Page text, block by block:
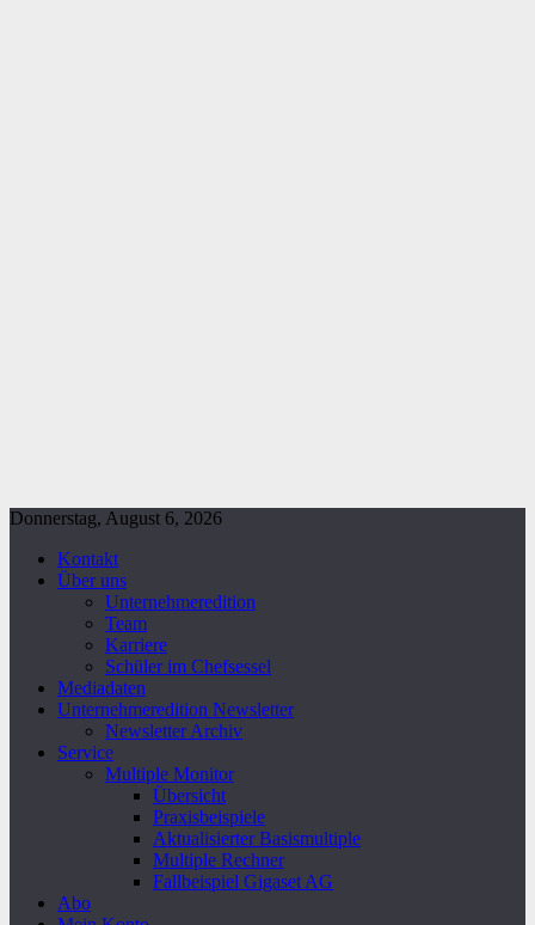
Donnerstag, August 6, 2026
Kontakt
Über uns
Unternehmeredition
Team
Karriere
Schüler im Chefsessel
Mediadaten
Unternehmeredition Newsletter
Newsletter Archiv
Service
Multiple Monitor
Übersicht
Praxisbeispiele
Aktualisierter Basismultiple
Multiple Rechner
Fallbeispiel Gigaset AG
Abo